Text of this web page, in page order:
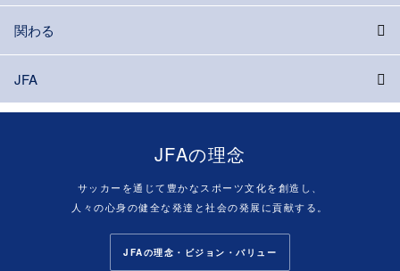
関わる
JFA
JFAの理念
サッカーを通じて豊かなスポーツ文化を創造し、
人々の心身の健全な発達と社会の発展に貢献する。
JFAの理念・ビジョン・バリュー